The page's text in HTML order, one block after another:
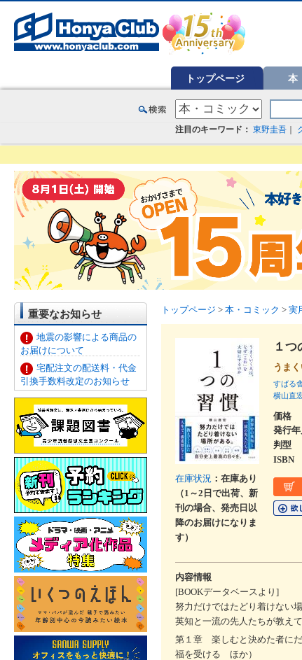
トップページ 本
注目のキーワード： 東野圭吾
重要なお知らせ
地震の影響による商品の
お届けについて
宅配注文の配送料・代金
引換手数料改定のお知らせ
トップページ > 本・コミック > 実
在庫状況 ：在庫あり
（1～2日で出荷、新
刊の場合、発売日以
降のお届けになりま
す）
１つ
うま
すばる
横山直
価格
発行年
判型
ISBN
内容情報
[BOOKデータベースより]
努力だけではたどり着けない
英知と一流の先人たちが教え
第１章 楽しむと決めた者に
福を受ける ほか）